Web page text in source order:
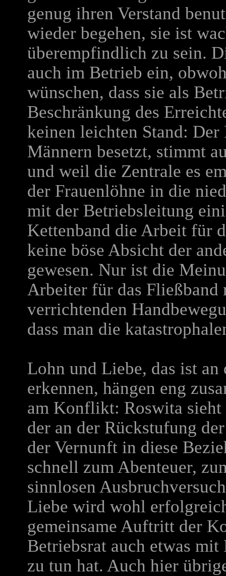
genug ihren Verstand
wieder begehen, sie ist
überempfindlich zu sein.
auch im Betrieb ein,
wünschen, dass sie als
Beschränkung des
keinen leichten Stand:
Männern besetzt, stimmt
und weil die Zentrale es
der Frauenlöhne in die
mit der Betriebsleitung
Kettenband die Arbeit für
keine böse Absicht der
gewesen. Nur ist die
Arbeiter für das Fließband
verrichtenden
dass man die
Lohn und Liebe, das ist an
erkennen, hängen eng
am Konflikt: Roswita
der an der Rückstufung
der Vernunft in diese
schnell zum Abenteuer,
sinnlosen
Liebe wird wohl
gemeinsame Auftritt der
Betriebsrat auch etwas
zu tun hat. Auch hier